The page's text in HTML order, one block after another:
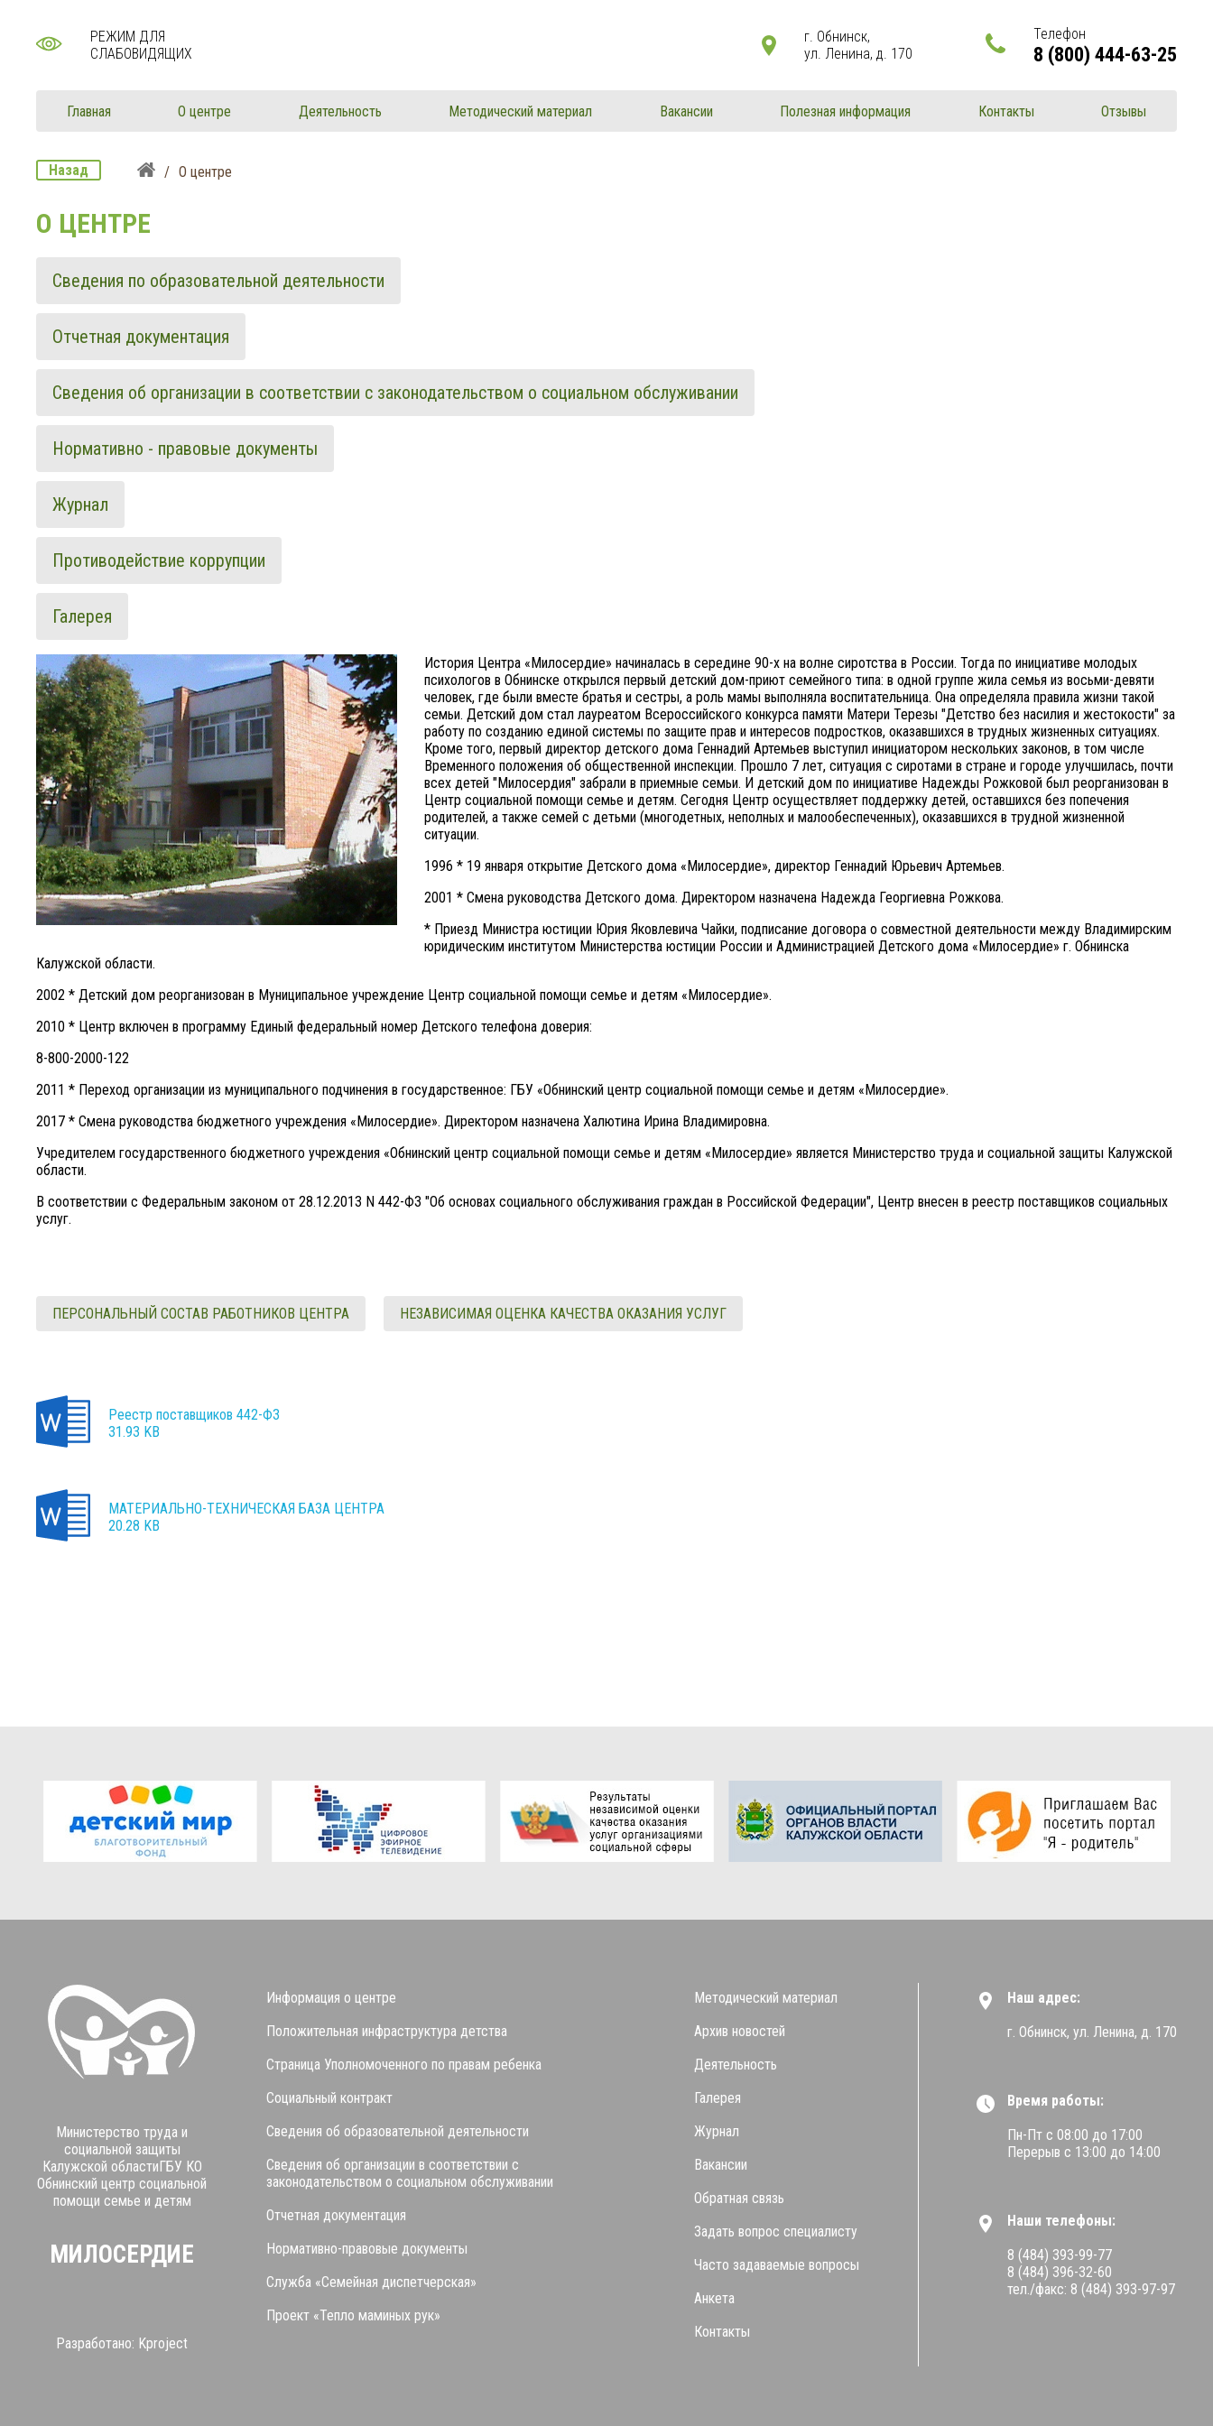
РЕЖИМ ДЛЯ
СЛАБОВИДЯЩИХ
г. Обнинск,
ул. Ленина, д. 170
Телефон
8 (800) 444-63-25
Главная О центре Деятельность Методический материал Вакансии Полезная информация Контакты Отзывы
Назад / О центре
О ЦЕНТРЕ
Сведения по образовательной деятельности
Отчетная документация
Сведения об организации в соответствии с законодательством о социальном обслуживании
Нормативно - правовые документы
Журнал
Противодействие коррупции
Галерея
История Центра «Милосердие» начиналась в середине 90-х на волне сиротства в России. Тогда по инициативе молодых
психологов в Обнинске открылся первый детский дом-приют семейного типа: в одной группе жила семья из восьми-девяти
человек, где были вместе братья и сестры, а роль мамы выполняла воспитательница. Она определяла правила жизни такой
семьи. Детский дом стал лауреатом Всероссийского конкурса памяти Матери Терезы "Детство без насилия и жестокости" за
работу по созданию единой системы по защите прав и интересов подростков, оказавшихся в трудных жизненных ситуациях.
Кроме того, первый директор детского дома Геннадий Артемьев выступил инициатором нескольких законов, в том числе
Временного положения об общественной инспекции. Прошло 7 лет, ситуация с сиротами в стране и городе улучшилась, почти
всех детей "Милосердия" забрали в приемные семьи. И детский дом по инициативе Надежды Рожковой был реорганизован в
Центр социальной помощи семье и детям. Сегодня Центр осуществляет поддержку детей, оставшихся без попечения
родителей, а также семей с детьми (многодетных, неполных и малообеспеченных), оказавшихся в трудной жизненной
ситуации.
1996 * 19 января открытие Детского дома «Милосердие», директор Геннадий Юрьевич Артемьев.
2001 * Смена руководства Детского дома. Директором назначена Надежда Георгиевна Рожкова.
* Приезд Министра юстиции Юрия Яковлевича Чайки, подписание договора о совместной деятельности между Владимирским
юридическим институтом Министерства юстиции России и Администрацией Детского дома «Милосердие» г. Обнинска
Калужской области.
2002 * Детский дом реорганизован в Муниципальное учреждение Центр социальной помощи семье и детям «Милосердие».
2010 * Центр включен в программу Единый федеральный номер Детского телефона доверия:
8-800-2000-122
2011 * Переход организации из муниципального подчинения в государственное: ГБУ «Обнинский центр социальной помощи семье и детям «Милосердие».
2017 * Смена руководства бюджетного учреждения «Милосердие». Директором назначена Халютина Ирина Владимировна.
Учредителем государственного бюджетного учреждения «Обнинский центр социальной помощи семье и детям «Милосердие» является Министерство труда и социальной защиты Калужской
области.
В соответствии с Федеральным законом от 28.12.2013 N 442-ФЗ "Об основах социального обслуживания граждан в Российской Федерации", Центр внесен в реестр поставщиков социальных
услуг.
ПЕРСОНАЛЬНЫЙ СОСТАВ РАБОТНИКОВ ЦЕНТРА НЕЗАВИСИМАЯ ОЦЕНКА КАЧЕСТВА ОКАЗАНИЯ УСЛУГ
Реестр поставщиков 442-ФЗ
31.93 KB
МАТЕРИАЛЬНО-ТЕХНИЧЕСКАЯ БАЗА ЦЕНТРА
20.28 KB
Министерство труда и
социальной защиты
Калужской областиГБУ КО
Обнинский центр социальной
помощи семье и детям
МИЛОСЕРДИЕ
Разработано: Kproject
Информация о центре
Положительная инфраструктура детства
Страница Уполномоченного по правам ребенка
Социальный контракт
Сведения об образовательной деятельности
Сведения об организации в соответствии с
законодательством о социальном обслуживании
Отчетная документация
Нормативно-правовые документы
Служба «Семейная диспетчерская»
Проект «Тепло маминых рук»
Методический материал
Архив новостей
Деятельность
Галерея
Журнал
Вакансии
Обратная связь
Задать вопрос специалисту
Часто задаваемые вопросы
Анкета
Контакты
Наш адрес:
г. Обнинск, ул. Ленина, д. 170
Время работы:
Пн-Пт с 08:00 до 17:00
Перерыв с 13:00 до 14:00
Наши телефоны:
8 (484) 393-99-77
8 (484) 396-32-60
тел./факс: 8 (484) 393-97-97